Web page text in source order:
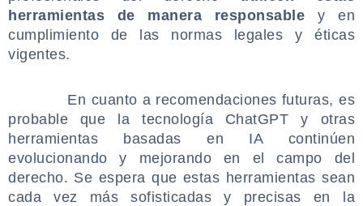
herramientas de manera responsable y en
cumplimiento de las normas legales y éticas
vigentes.
En cuanto a recomendaciones futuras, es
probable que la tecnología ChatGPT y otras
herramientas basadas en IA continúen
evolucionando y mejorando en el campo del
derecho. Se espera que estas herramientas sean
cada vez más sofisticadas y precisas en la